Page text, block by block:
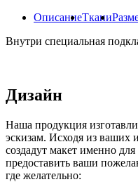
ОписаниеТкани
Внутри специальная
Дизайн
Наша продукция
эскизам. Исходя из ваших
создадут макет именно
предоставить ваши
где желательно: